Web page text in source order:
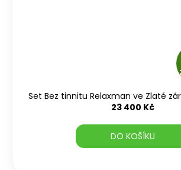
Set Bez tinnitu Relaxman ve Zlaté
23 400 Kč
DO KOŠÍKU